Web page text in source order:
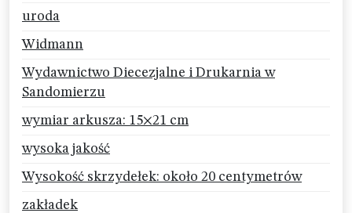
uroda
Widmann
Wydawnictwo Diecezjalne i Drukarnia w
Sandomierzu
wymiar arkusza: 15×21 cm
wysoka jakość
Wysokość skrzydełek: około 20 centymetrów
zakładek